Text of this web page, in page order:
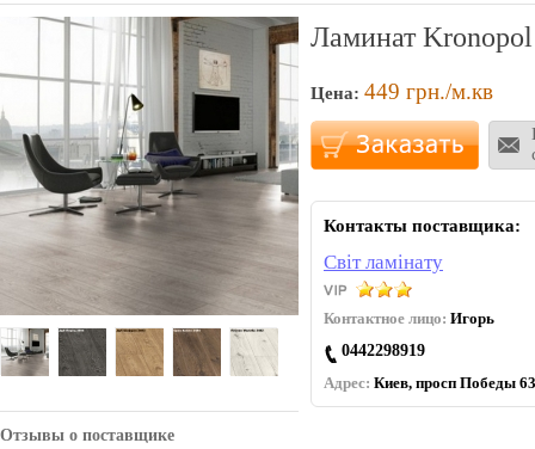
Отзывы о поставщике
Ламинат
Цена: 449 грн./м.кв
Контакты поставщика:
Світ ламінату
Контактное лицо: Игорь
0442298919
Адрес: Киев, просп Победы